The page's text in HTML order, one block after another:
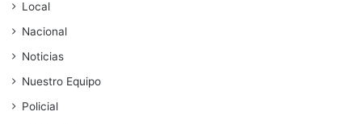
Local
Nacional
Noticias
Nuestro Equipo
Policial